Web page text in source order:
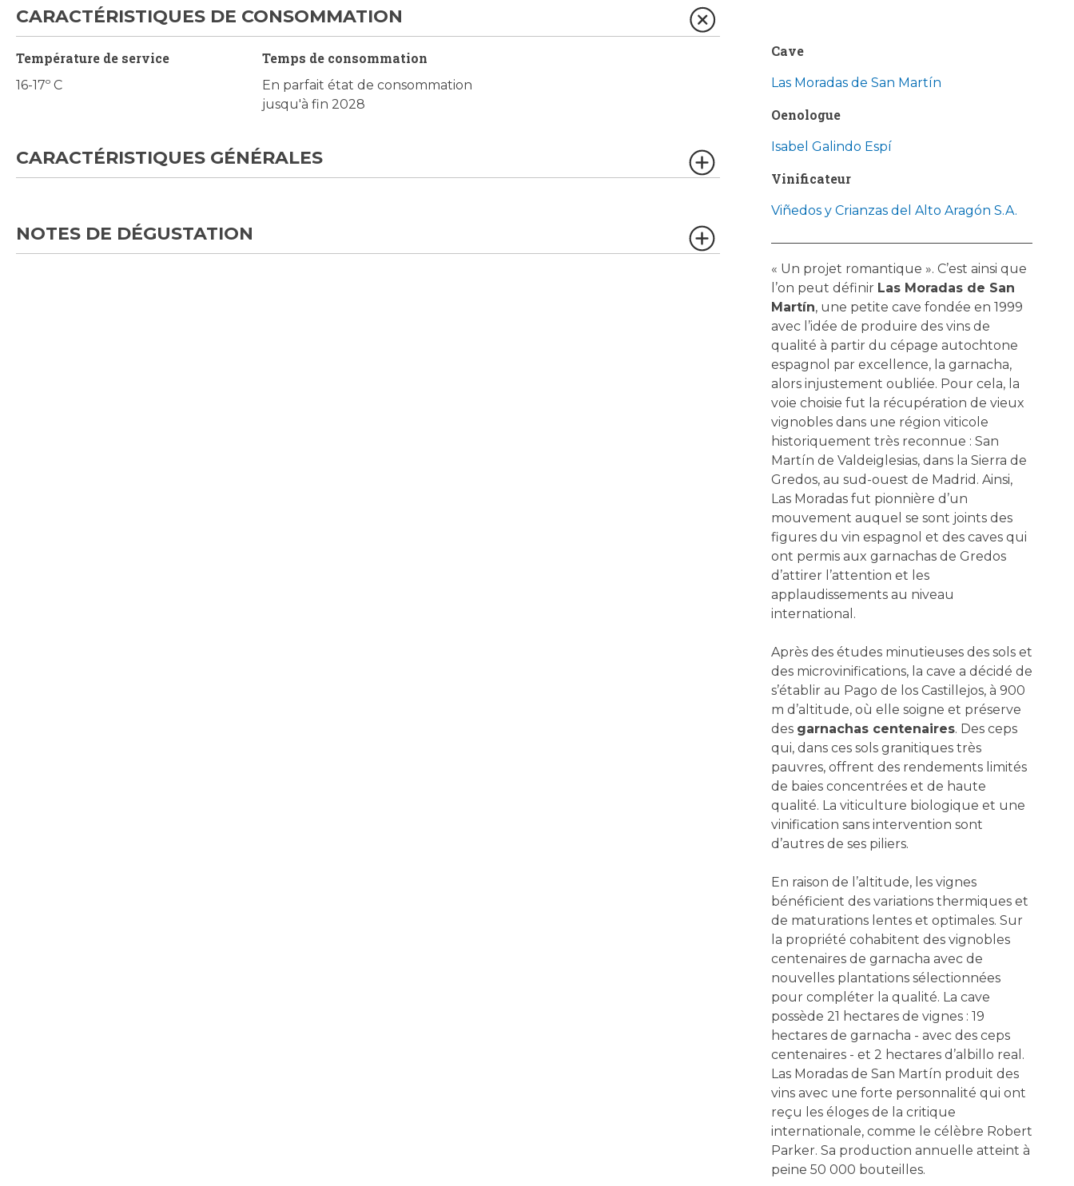
CARACTÉRISTIQUES DE CONSOMMATION
Température de service
16-17º C
Temps de consommation
En parfait état de consommation
jusqu'à fin 2028
CARACTÉRISTIQUES GÉNÉRALES
NOTES DE DÉGUSTATION
Cave
Las Moradas de San Martín
Oenologue
Isabel Galindo Espí
Vinificateur
Viñedos y Crianzas del Alto Aragón S.A.
« Un projet romantique ». C’est ainsi que
l’on peut définir Las Moradas de San
Martín, une petite cave fondée en 1999
avec l’idée de produire des vins de
qualité à partir du cépage autochtone
espagnol par excellence, la garnacha,
alors injustement oubliée. Pour cela, la
voie choisie fut la récupération de vieux
vignobles dans une région viticole
historiquement très reconnue : San
Martín de Valdeiglesias, dans la Sierra de
Gredos, au sud-ouest de Madrid. Ainsi,
Las Moradas fut pionnière d’un
mouvement auquel se sont joints des
figures du vin espagnol et des caves qui
ont permis aux garnachas de Gredos
d’attirer l’attention et les
applaudissements au niveau
international.
Après des études minutieuses des sols et
des microvinifications, la cave a décidé de
s’établir au Pago de los Castillejos, à 900
m d’altitude, où elle soigne et préserve
des garnachas centenaires. Des ceps
qui, dans ces sols granitiques très
pauvres, offrent des rendements limités
de baies concentrées et de haute
qualité. La viticulture biologique et une
vinification sans intervention sont
d’autres de ses piliers.
En raison de l’altitude, les vignes
bénéficient des variations thermiques et
de maturations lentes et optimales. Sur
la propriété cohabitent des vignobles
centenaires de garnacha avec de
nouvelles plantations sélectionnées
pour compléter la qualité. La cave
possède 21 hectares de vignes : 19
hectares de garnacha - avec des ceps
centenaires - et 2 hectares d’albillo real.
Las Moradas de San Martín produit des
vins avec une forte personnalité qui ont
reçu les éloges de la critique
internationale, comme le célèbre Robert
Parker. Sa production annuelle atteint à
peine 50 000 bouteilles.